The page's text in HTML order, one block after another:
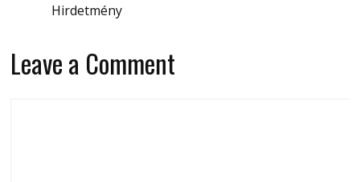
Hirdetmény
Leave a Comment